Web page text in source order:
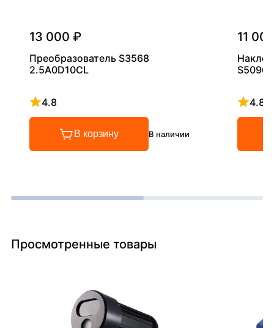
13 000 ₽
Преобразователь S3568
2.5A0D10CL
4.8
Рейтинг 4.8 из 5
В корзину В наличии
11
S5096
4.8
Просмотренные товары